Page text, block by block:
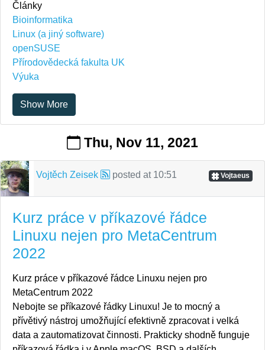
Články
Bioinformatika
Linux (a jiný software)
openSUSE
Přírodovědecká fakulta UK
Výuka
Show More
Thu, Nov 11, 2021
Vojtěch Zeisek posted at 10:51 Vojtaeus
Kurz práce v příkazové řádce
Linuxu nejen pro MetaCentrum
2022
Kurz práce v příkazové řádce Linuxu nejen pro
MetaCentrum 2022
Nebojte se příkazové řádky Linuxu! Je to mocný a
přívětivý nástroj umožňující efektivně zpracovat i velká
data a zautomatizovat činnosti. Prakticky shodně funguje